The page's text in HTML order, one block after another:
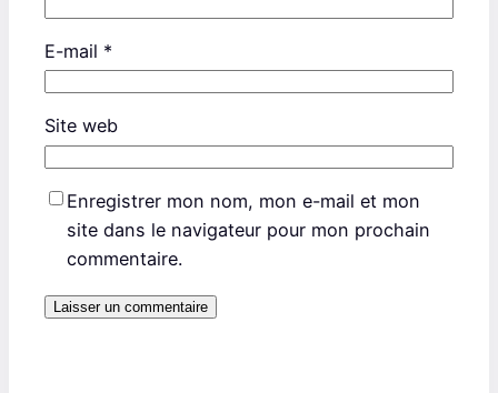
E-mail *
Site web
Enregistrer mon nom, mon e-mail et mon
site dans le navigateur pour mon prochain
commentaire.